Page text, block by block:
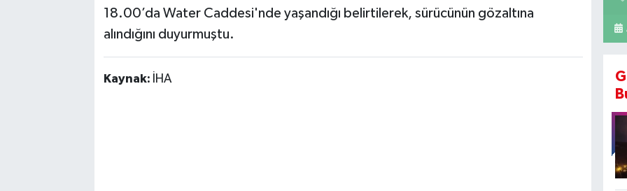
18.00’da Water Caddesi'nde yaşandığı belirtilerek, sürücünün gözaltına
alındığını duyurmuştu.
Kaynak: İHA